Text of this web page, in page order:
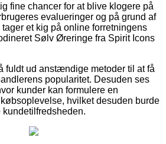
fine chancer for at blive klogere på
evalueringer og på grund af
et kig på online forretningens
Sølv Øreringe fra Spirit Icons
fuldt ud anstændige metoder til at få
popularitet. Desuden ses
kunder kan formulere en
hvilket desuden burde
kundetilfredsheden.